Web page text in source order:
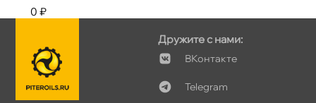
0 ₽
Дружите с нами:
Контакте
Telegram